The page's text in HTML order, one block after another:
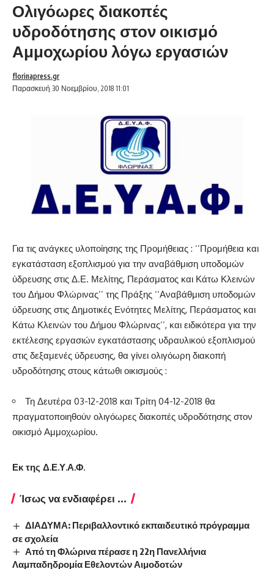
Ολιγόωρες διακοπές
υδροδότησης στον οικισμό
Αμμοχωρίου λόγω εργασιών
Παρασκευή 30 Νοεμβρίου, 2018 11:01
florinapress.gr
Για τις ανάγκες υλοποίησης της Προμήθειας : ‘’Προμήθεια και
εγκατάσταση εξοπλισμού για την αναβάθμιση υποδομών
ύδρευσης στις Δ.Ε. Μελίτης, Περάσματος και Κάτω Κλεινών
του Δήμου Φλώρινας’’ της Πράξης ‘‘Αναβάθμιση υποδομών
ύδρευσης στις Δημοτικές Ενότητες Μελίτης, Περάσματος και
Κάτω Κλεινών του Δήμου Φλώρινας’’, και ειδικότερα για την
εκτέλεσης εργασιών εγκατάστασης υδραυλικού εξοπλισμού
στις δεξαμενές ύδρευσης, θα γίνει ολιγόωρη διακοπή
υδροδότησης στους κάτωθι οικισμούς :
Τη Δευτέρα 03-12-2018 και Τρίτη 04-12-2018 θα
πραγματοποιηθούν ολιγόωρες διακοπές υδροδότησης στον
οικισμό Αμμοχωρίου.
Εκ της Δ.Ε.Υ.Α.Φ.
Ίσως να ενδιαφέρει ...
ΔΙΑΔΥΜΑ: Περιβαλλοντικό εκπαιδευτικό πρόγραμμα
σε σχολεία
Από τη Φλώρινα πέρασε η 22η Πανελλήνια
Λαμπαδηδρομία Εθελοντών Αιμοδοτών